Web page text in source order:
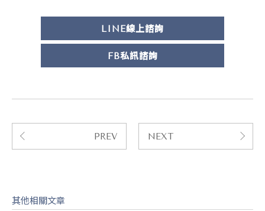
LINE線上諮詢
FB私訊諮詢
PREV NEXT
其他相關文章